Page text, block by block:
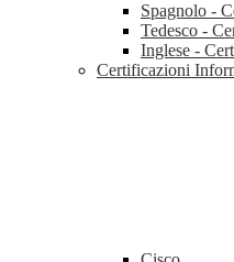
Spagnolo -
Tedesco -
Inglese -
Certificazioni